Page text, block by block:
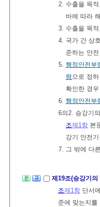
2. 수출을 목
바에 따라
3. 수출을 목
4. 국가 간 상
준하는 안
5. 행정안전부
령 으로 정
확인한 경우
6. 행정안전부
6의2. 승강기
조제1항 본
강기 안전
7. 그 밖에 다
제19조(승강기
조제1항 단서
준에 맞는지